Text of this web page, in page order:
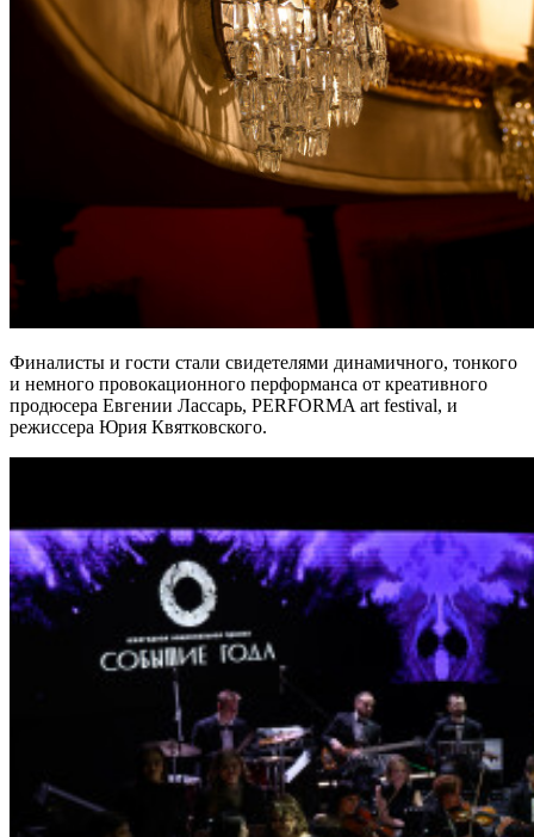
Финалисты и гости стали свидетелями динамичного, тонкого
и немного провокационного перформанса от креативного
продюсера Евгении Лассарь, PERFORMA art festival, и
режиссера Юрия Квятковского.